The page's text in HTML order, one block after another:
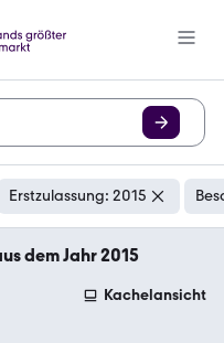
Erstzulassung: 2015
dem Jahr 2015
Kachelansicht